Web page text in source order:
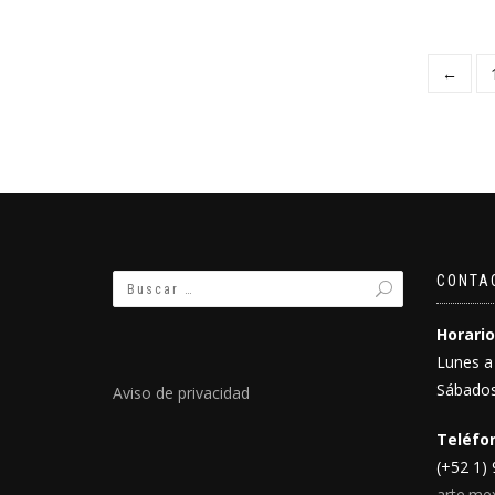
← 1
Aviso de privacidad
Lunes
(+52 1)